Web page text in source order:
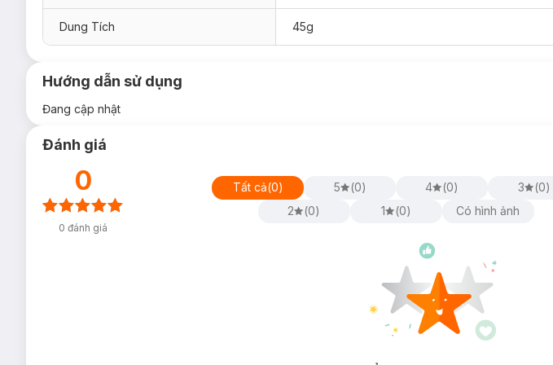
Dung Tích 45g
Hướng dẫn sử dụng
Đang cập nhật
Đánh giá
0
0 đánh giá
Tất cả(0) 5 (0) 4 (0) 3 (0)
2
(0) 1 (0) Có hình ảnh